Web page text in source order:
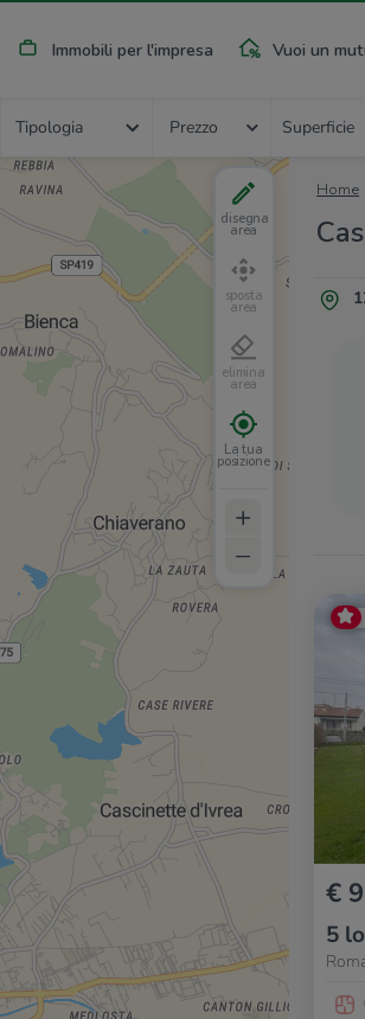
Immobili per l'impresa Vuoi un
Tipologia Prezzo Superficie
Home
€
5
disegna
area
sposta
area
elimina
area
La tua
posizione
+
–